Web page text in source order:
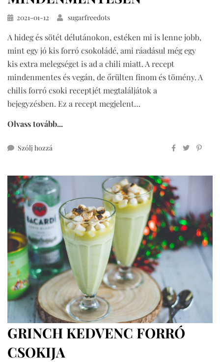
Közzétéve
2021-01-12 sugarfreedots
A hideg és sötét délutánokon, estéken mi is lenne jobb,
mint egy jó kis forró csokoládé, ami ráadásul még egy
kis extra melegséget is ad a chili miatt. A recept
mindenmentes és vegán, de őrülten finom és tömény. A
chilis forró csoki receptjét megtaláljátok a
bejegyzésben. Ez a recept megjelent…
Olvass tovább...
Szólj hozzá
csoki
mindenmentesen
GRINCH KEDVENC FORRÓ
CSOKIJA